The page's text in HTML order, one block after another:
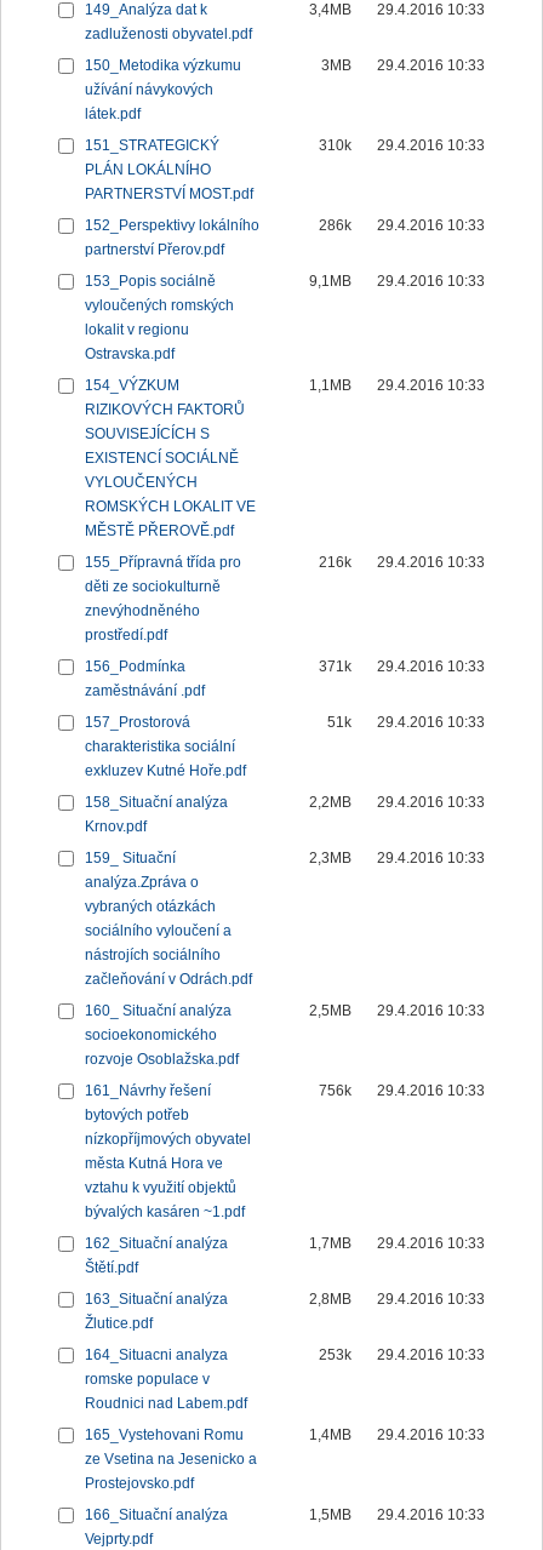
149_Analýza dat k
zadluženosti obyvatel.pdf
3,4MB 29.4.2016 10:33
150_Metodika výzkumu
užívání návykových
látek.pdf
3MB 29.4.2016 10:33
151_STRATEGICKÝ
PLÁN LOKÁLNÍHO
PARTNERSTVÍ MOST.pdf
310k 29.4.2016 10:33
152_Perspektivy lokálního
partnerství Přerov.pdf
286k 29.4.2016 10:33
153_Popis sociálně
vyloučených romských
lokalit v regionu
Ostravska.pdf
9,1MB 29.4.2016 10:33
154_VÝZKUM
RIZIKOVÝCH FAKTORŮ
SOUVISEJÍCÍCH S
EXISTENCÍ SOCIÁLNĚ
VYLOUČENÝCH
ROMSKÝCH LOKALIT VE
MĚSTĚ PŘEROVĚ.pdf
1,1MB 29.4.2016 10:33
155_Přípravná třída pro
děti ze sociokulturně
znevýhodněného
prostředí.pdf
216k 29.4.2016 10:33
156_Podmínka
zaměstnávání .pdf
371k 29.4.2016 10:33
157_Prostorová
charakteristika sociální
exkluzev Kutné Hoře.pdf
51k 29.4.2016 10:33
158_Situační analýza
Krnov.pdf
2,2MB 29.4.2016 10:33
159_ Situační
analýza.Zpráva o
vybraných otázkách
sociálního vyloučení a
nástrojích sociálního
začleňování v Odrách.pdf
2,3MB 29.4.2016 10:33
160_ Situační analýza
socioekonomického
rozvoje Osoblažska.pdf
2,5MB 29.4.2016 10:33
161_Návrhy řešení
bytových potřeb
nízkopříjmových obyvatel
města Kutná Hora ve
vztahu k využití objektů
bývalých kasáren ~1.pdf
756k 29.4.2016 10:33
162_Situační analýza
Štětí.pdf
1,7MB 29.4.2016 10:33
163_Situační analýza
Žlutice.pdf
2,8MB 29.4.2016 10:33
164_Situacni analyza
romske populace v
Roudnici nad Labem.pdf
253k 29.4.2016 10:33
165_Vystehovani Romu
ze Vsetina na Jesenicko a
Prostejovsko.pdf
1,4MB 29.4.2016 10:33
166_Situační analýza
Vejprty.pdf
1,5MB 29.4.2016 10:33